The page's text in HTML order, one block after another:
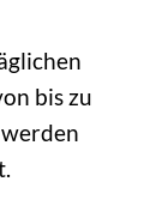
bis zu